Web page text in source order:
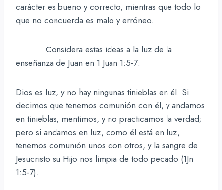
carácter es bueno y correcto, mientras que todo lo
que no concuerda es malo y erróneo.
Considera estas ideas a la luz de la
enseñanza de Juan en 1 Juan 1:5-7:
Dios es luz, y no hay ningunas tinieblas en él. Si
decimos que tenemos comunión con él, y andamos
en tinieblas, mentimos, y no practicamos la verdad;
pero si andamos en luz, como él está en luz,
tenemos comunión unos con otros, y la sangre de
Jesucristo su Hijo nos limpia de todo pecado (1Jn
1:5-7).